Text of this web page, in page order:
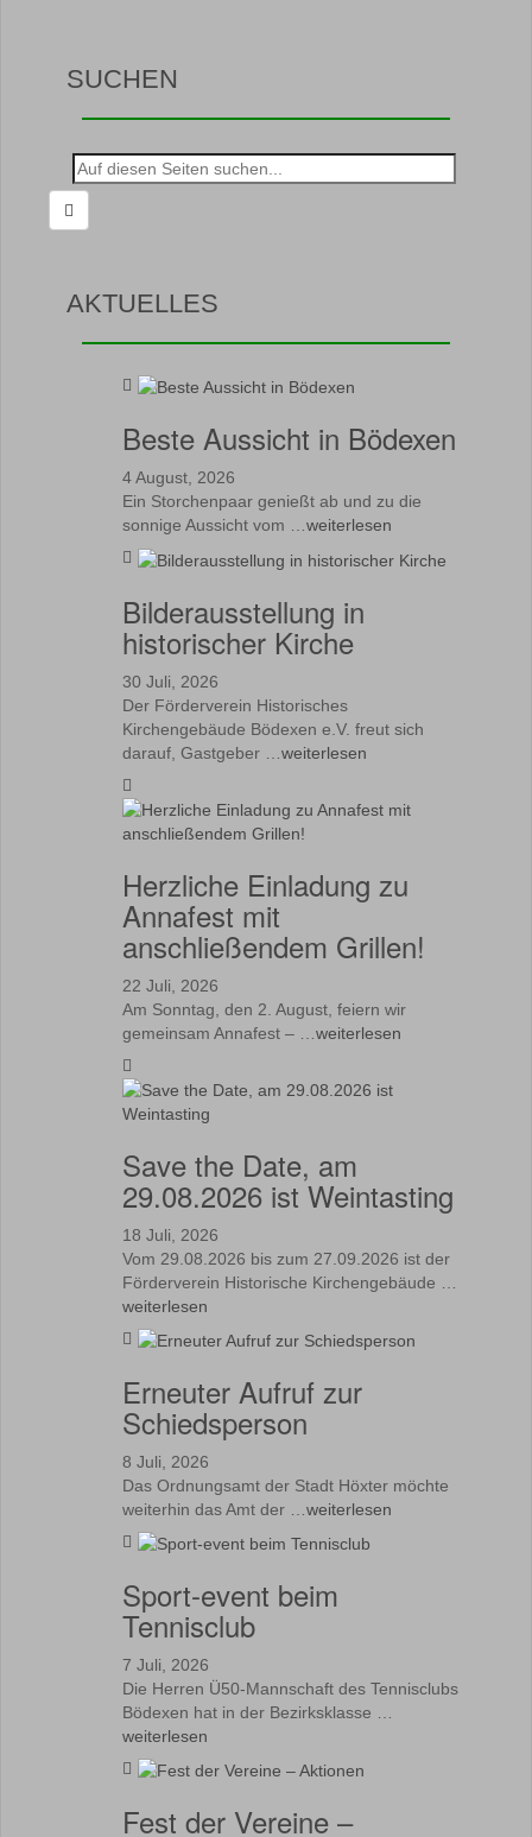
SUCHEN
Suche
nach:
AKTUELLES
Beste Aussicht in Bödexen
4 August, 2026
Ein Storchenpaar genießt ab und zu die
sonnige Aussicht vom …weiterlesen
Bilderausstellung in
historischer Kirche
30 Juli, 2026
Der Förderverein Historisches
Kirchengebäude Bödexen e.V. freut sich
darauf, Gastgeber … weiterlesen
Herzliche Einladung zu
Annafest mit
anschließendem Grillen!
22 Juli, 2026
Am Sonntag, den 2. August, feiern wir
gemeinsam Annafest – … weiterlesen
Save the Date, am
29.08.2026 ist Weintasting
18 Juli, 2026
Vom 29.08.2026 bis zum 27.09.2026 ist der
Förderverein Historische Kirchengebäude …
weiterlesen
Erneuter Aufruf zur
Schiedsperson
8 Juli, 2026
Das Ordnungsamt der Stadt Höxter möchte
weiterhin das Amt der … weiterlesen
Sport-event beim
Tennisclub
7 Juli, 2026
Die Herren Ü50-Mannschaft des Tennisclubs
Bödexen hat in der Bezirksklasse …
weiterlesen
Fest der Vereine –